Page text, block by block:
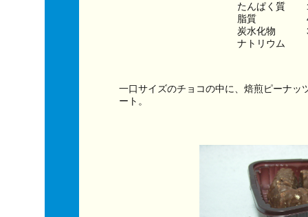
たんぱく質　　
脂質　　　　　
炭水化物　　　
ナトリウム　　
一口サイズのチョコの中に、焙煎ピーナッ
ート。